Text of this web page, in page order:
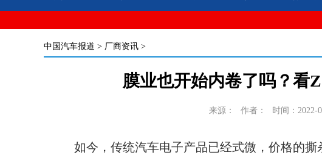
中国汽车报道 > 厂商资讯 >
膜业也开始内卷了吗？看
来源： 作者： 时间：2022-
如今，传统汽车电子产品已经式微，价格的撕